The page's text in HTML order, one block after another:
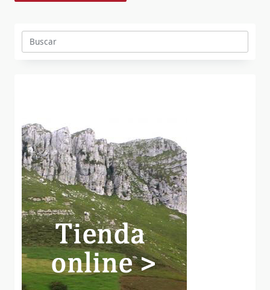
Buscar: